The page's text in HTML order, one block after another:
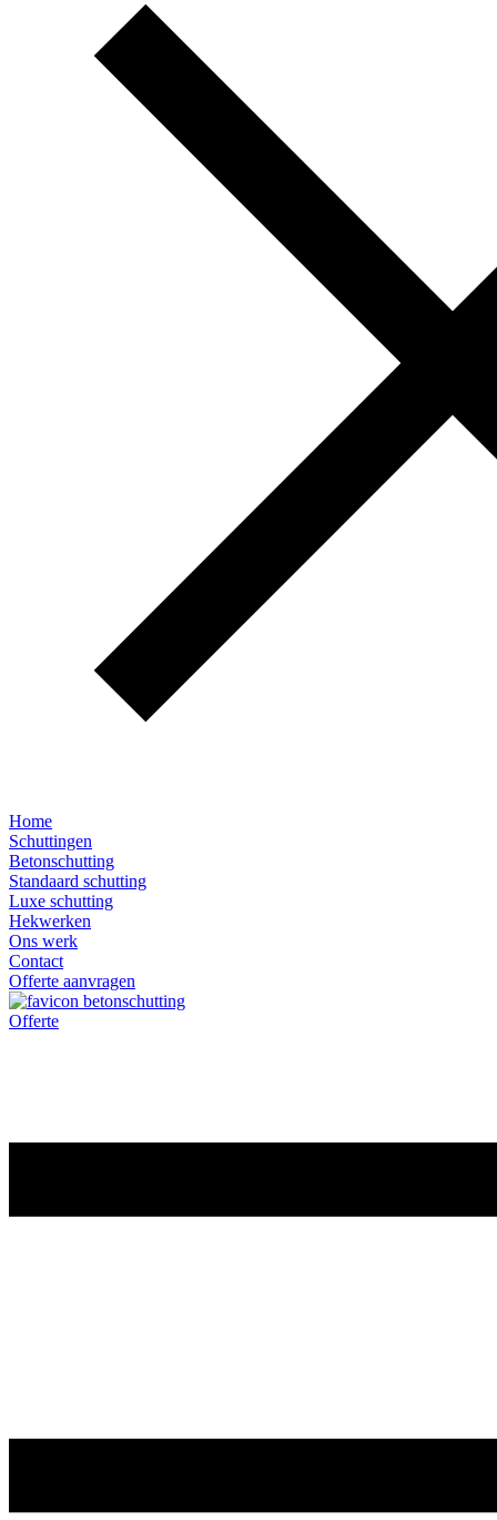
Home
Schuttingen
Betonschutting
Standaard schutting
Luxe schutting
Hekwerken
Ons werk
Contact
Offerte aanvragen
Offerte